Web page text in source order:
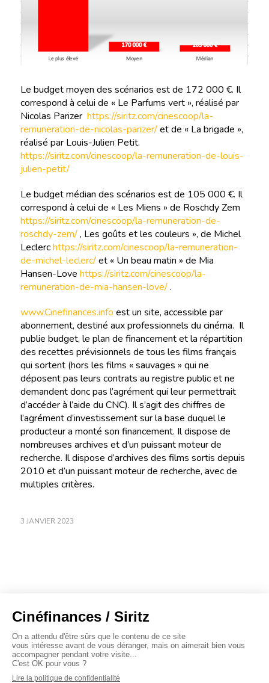
Le budget moyen des scénarios est de 172 000 €. Il
correspond à celui de « Le Parfums vert », réalisé par
Nicolas Parizer https://siritz.com/cinescoop/la-
remuneration-de-nicolas-parizer/et de « La brigade »,
réalisé par Louis-Julien Petit.
https://siritz.com/cinescoop/la-remuneration-de-louis-
julien-petit/
Le budget médian des scénarios est de 105 000 €. Il
correspond à celui de « Les Miens » de Roschdy Zem
https://siritz.com/cinescoop/la-remuneration-de-
roschdy-zem/, Les goûts et les couleurs », de Michel
Leclerchttps://siritz.com/cinescoop/la-remuneration-
de-michel-leclerc/et « Un beau matin » de Mia
Hansen-Love https://siritz.com/cinescoop/la-
remuneration-de-mia-hansen-love/.
www.Cinefinances.info est un site, accessible par
abonnement, destiné aux professionnels du cinéma. Il
publie budget, le plan de financement et la répartition
des recettes prévisionnels de tous les films français
qui sortent (hors les films « sauvages » qui ne
déposent pas leurs contrats au registre public et ne
demandent donc pas l’agrément qui leur permettrait
d’accéder à l’aide du CNC). Il s’agit des chiffres de
l’agrément d’investissement sur la base duquel le
producteur a monté son financement. Il dispose de
nombreuses archives et d’un puissant moteur de
recherche. Il dispose d’archives des films sortis depuis
2010 et d’un puissant moteur de recherche, avec de
multiples critères.
3 JANVIER 2023
À propos
Baromètres
Cinéscoop
Éditorial